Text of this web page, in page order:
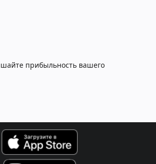
прибыльность вашего